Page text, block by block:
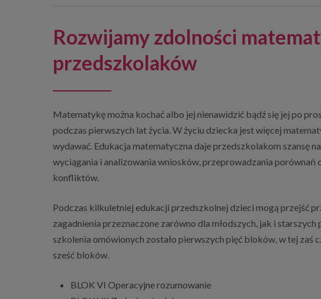
Rozwijamy zdolności
przedszkolaków
Matematykę można kochać albo jej nienawidzić bądź się jej po
podczas pierwszych lat życia. W życiu dziecka jest więcej
wydawać. Edukacja matematyczna daje przedszkolakom szansę
wyciągania i analizowania wniosków, przeprowadzania
konfliktów.
Podczas kilkuletniej edukacji przedszkolnej dzieci mogą przejść
zagadnienia przeznaczone zarówno dla młodszych, jak i
szkolenia omówionych zostało pierwszych pięć bloków, w tej zaś
sześć bloków.
BLOK VI Operacyjne rozumowanie